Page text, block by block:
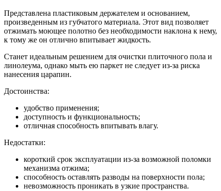
Представлена пластиковым держателем и основанием,
произведенным из губчатого материала. Этот вид позволяет
отжимать моющее полотно без необходимости наклона к нему,
к тому же он отлично впитывает жидкость.
Станет идеальным решением для очистки плиточного пола и
линолеума, однако мыть ею паркет не следует из-за риска
нанесения царапин.
Достоинства:
удобство применения;
доступность и функциональность;
отличная способность впитывать влагу.
Недостатки:
короткий срок эксплуатации из-за возможной поломки
механизма отжима;
способность оставлять разводы на поверхности пола;
невозможность проникать в узкие пространства.